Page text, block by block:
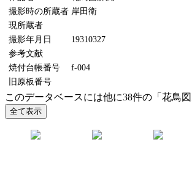
撮影時の所蔵者 岸田衛
現所蔵者
撮影年月日
19310327
参考文献
焼付台帳番号
f-004
旧原板番号
このデータベースには他に38件の「花鳥